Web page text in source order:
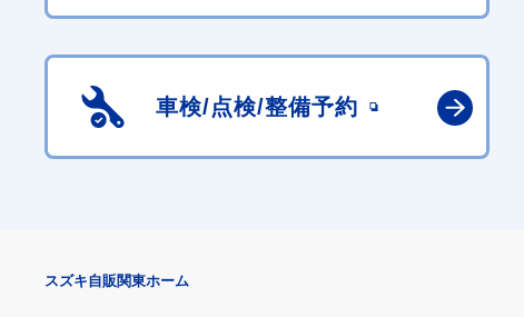
車検/点検/整備予約
スズキ自販関東ホーム